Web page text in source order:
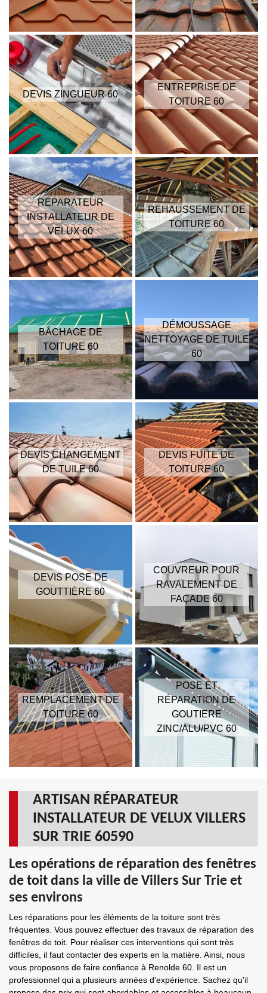
DEVIS ZINGUEUR 60
ENTREPRISE DE
TOITURE 60
RÉPARATEUR
INSTALLATEUR DE
VELUX 60
REHAUSSEMENT DE
TOITURE 60
BÂCHAGE DE
TOITURE 60
DÉMOUSSAGE
NETTOYAGE DE TUILE
60
DEVIS CHANGEMENT
DE TUILE 60
DEVIS FUITE DE
TOITURE 60
DEVIS POSE DE
GOUTTIÈRE 60
COUVREUR POUR
RAVALEMENT DE
FAÇADE 60
REMPLACEMENT DE
TOITURE 60
POSE ET
RÉPARATION DE
GOUTIERE
ZINC/ALU/PVC 60
ARTISAN RÉPARATEUR
INSTALLATEUR DE VELUX VILLERS
SUR TRIE 60590
Les opérations de réparation des fenêtres
de toit dans la ville de Villers Sur Trie et
ses environs
Les réparations pour les éléments de la toiture sont très
fréquentes. Vous pouvez effectuer des travaux de réparation des
fenêtres de toit. Pour réaliser ces interventions qui sont très
difficiles, il faut contacter des experts en la matière. Ainsi, nous
vous proposons de faire confiance à Renolde 60. Il est un
professionnel qui a plusieurs années d'expérience. Sachez qu'il